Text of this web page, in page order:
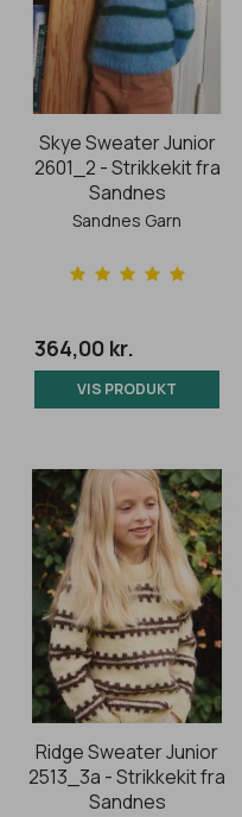
Skye Sweater Junior
2601_2 - Strikkekit fra
Sandnes
Sandnes Garn
364,00 kr.
VIS PRODUKT
Ridge Sweater Junior
2513_3a - Strikkekit fra
Sandnes